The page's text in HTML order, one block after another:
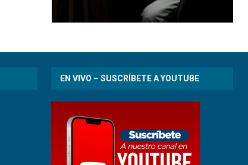
EN VIVO – SUSCRÍBETE A YOUTUBE